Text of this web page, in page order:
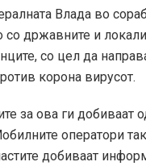
Влада во
државните и
со цел да
корона вирусот.
за ова ги добиваат
оператори
добиваат